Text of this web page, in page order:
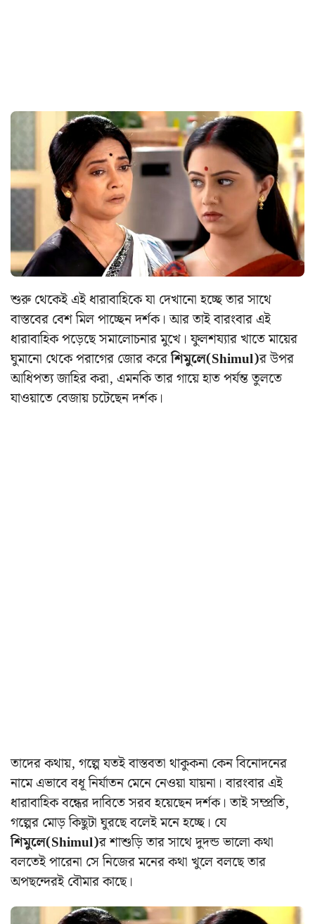
শুরু থেকেই এই ধারাবাহিকে যা দেখানো হচ্ছে তার সাথে
বাস্তবের বেশ মিল পাচ্ছেন দর্শক। আর তাই বারংবার এই
ধারাবাহিক পড়েছে সমালোচনার মুখে। ফুলশয্যার খাতে মায়ের
ঘুমানো থেকে পরাগের জোর করেশিমুলে(Shimul)র উপর
আধিপত্য জাহির করা, এমনকি তার গায়ে হাত পর্যন্ত তুলতে
যাওয়াতে বেজায় চটেছেন দর্শক।
তাদের কথায়, গল্পে যতই বাস্তবতা থাকুকনা কেন বিনোদনের
নামে এভাবে বধূ নির্যাতন মেনে নেওয়া যায়না। বারংবার এই
ধারাবাহিক বন্ধের দাবিতে সরব হয়েছেন দর্শক। তাই সম্প্রতি,
গল্পের মোড় কিছুটা ঘুরছে বলেই মনে হচ্ছে। যে
শিমুলে(Shimul)র শাশুড়ি তার সাথে দুদন্ড ভালো কথা
বলতেই পারেনা সে নিজের মনের কথা খুলে বলছে তার
অপছন্দেরই বৌমার কাছে।